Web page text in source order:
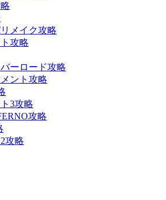
メイク攻略
攻略
ーロード攻略
ント攻略
3攻略
攻略
攻略